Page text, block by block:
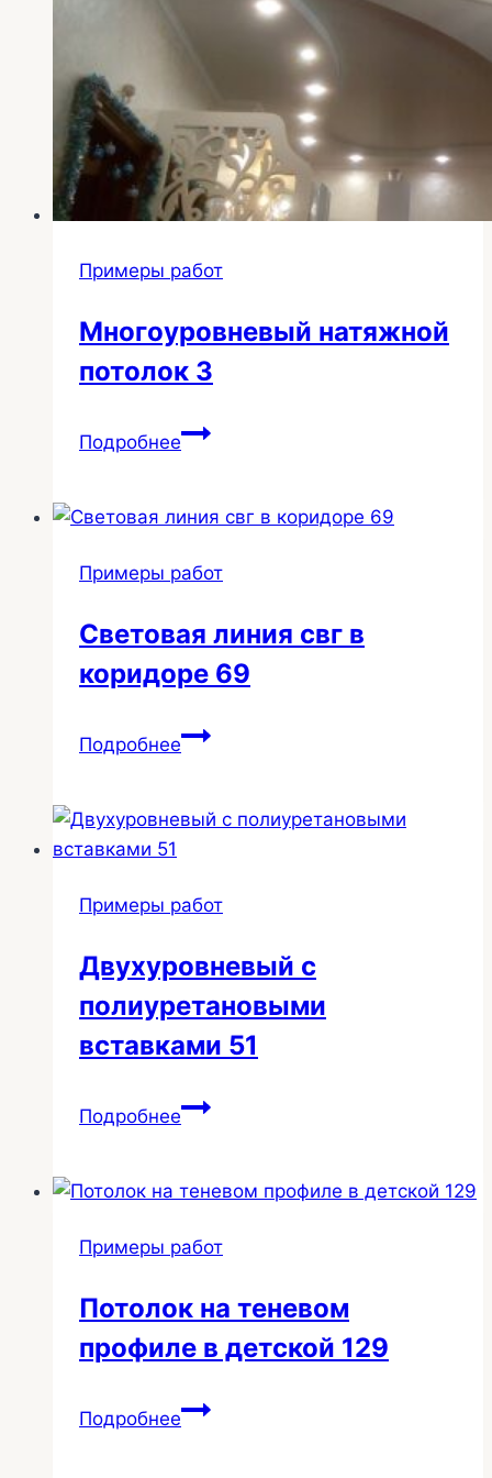
Примеры работ
Многоуровневый натяжной
потолок 3
ПодробнееМногоуровневый
3
Примеры работ
Световая линия свг в
коридоре 69
ПодробнееСветовая
в
Примеры работ
Двухуровневый с
полиуретановыми
вставками 51
ПодробнееДвухуровневый
вставками
Примеры работ
Потолок на теневом
профиле в детской 129
ПодробнееПотолок